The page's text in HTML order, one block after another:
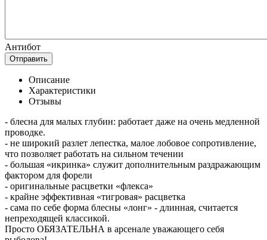
Антибот
Отправить
Описание
Характеристики
Отзывы
- блесна для малых глубин: работает даже на очень медленной
проводке.
- не широкий разлет лепестка, малое лобовое сопротивление,
что позволяет работать на сильном течении
- большая «икринка» служит дополнительным раздражающим
фактором для форели
- оригинальные расцветки «флекса»
- крайне эффективная «тигровая» расцветка
- сама по себе форма блесны «лонг» - длинная, считается
непреходящей классикой.
Просто ОБЯЗАТЕЛЬНА в арсенале уважающего себя